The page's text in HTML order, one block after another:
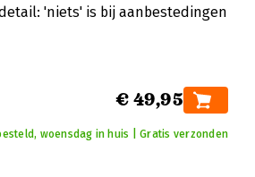
'niets' is bij aanbestedingen
€ 49,95
woensdag in huis | Gratis verzonden